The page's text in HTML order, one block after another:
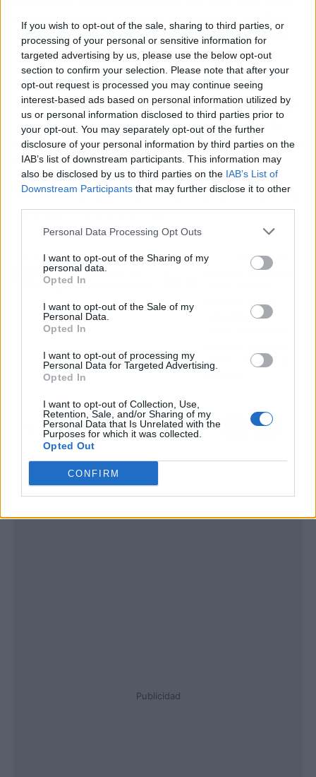
If you wish to opt-out of the sale, sharing to third parties, or
processing of your personal or sensitive information for
targeted advertising by us, please use the below opt-out
section to confirm your selection. Please note that after your
opt-out request is processed you may continue seeing
interest-based ads based on personal information utilized by
us or personal information disclosed to third parties prior to
your opt-out. You may separately opt-out of the further
disclosure of your personal information by third parties on the
IAB’s list of downstream participants. This information may
also be disclosed by us to third parties on the IAB’s List of
Downstream Participants that may further disclose it to other
Personal Data Processing Opt Outs
I want to opt-out of the Sharing of my
personal data.
Opted In
I want to opt-out of the Sale of my
Personal Data.
Opted In
I want to opt-out of processing my
Personal Data for Targeted Advertising.
Opted In
I want to opt-out of Collection, Use,
Retention, Sale, and/or Sharing of my
Personal Data that Is Unrelated with the
Purposes for which it was collected.
Opted Out
CONFIRM
destacar que en la tienda, los clientes pueden
acostarse en los colchones expuestos y probar
diferentes posiciones para dormir,
asegurándose de que son cómodos.
Asimismo, el catálogo ofrece una gran variedad
de colchones como los modelos de muelle, de
grafeno, de núcleo HR, viscoelástica, con control
de temperatura, para parejas, para bebés,
deportistas y ortopédicos. El objetivo final es
satisfacer las necesidades de cualquier cliente y
mejorar su calidad de vida.
Artículo anterior
Joyas artesanales de
plata de la marca Ecolibrí
Artículo siguiente
Iberassets Management,
especializados en
gestión y recuperación
Publicidad